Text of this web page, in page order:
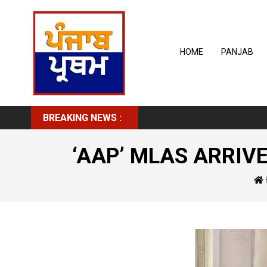
HOME PANJAB
BREAKING NEWS :
‘AAP’ MLAS